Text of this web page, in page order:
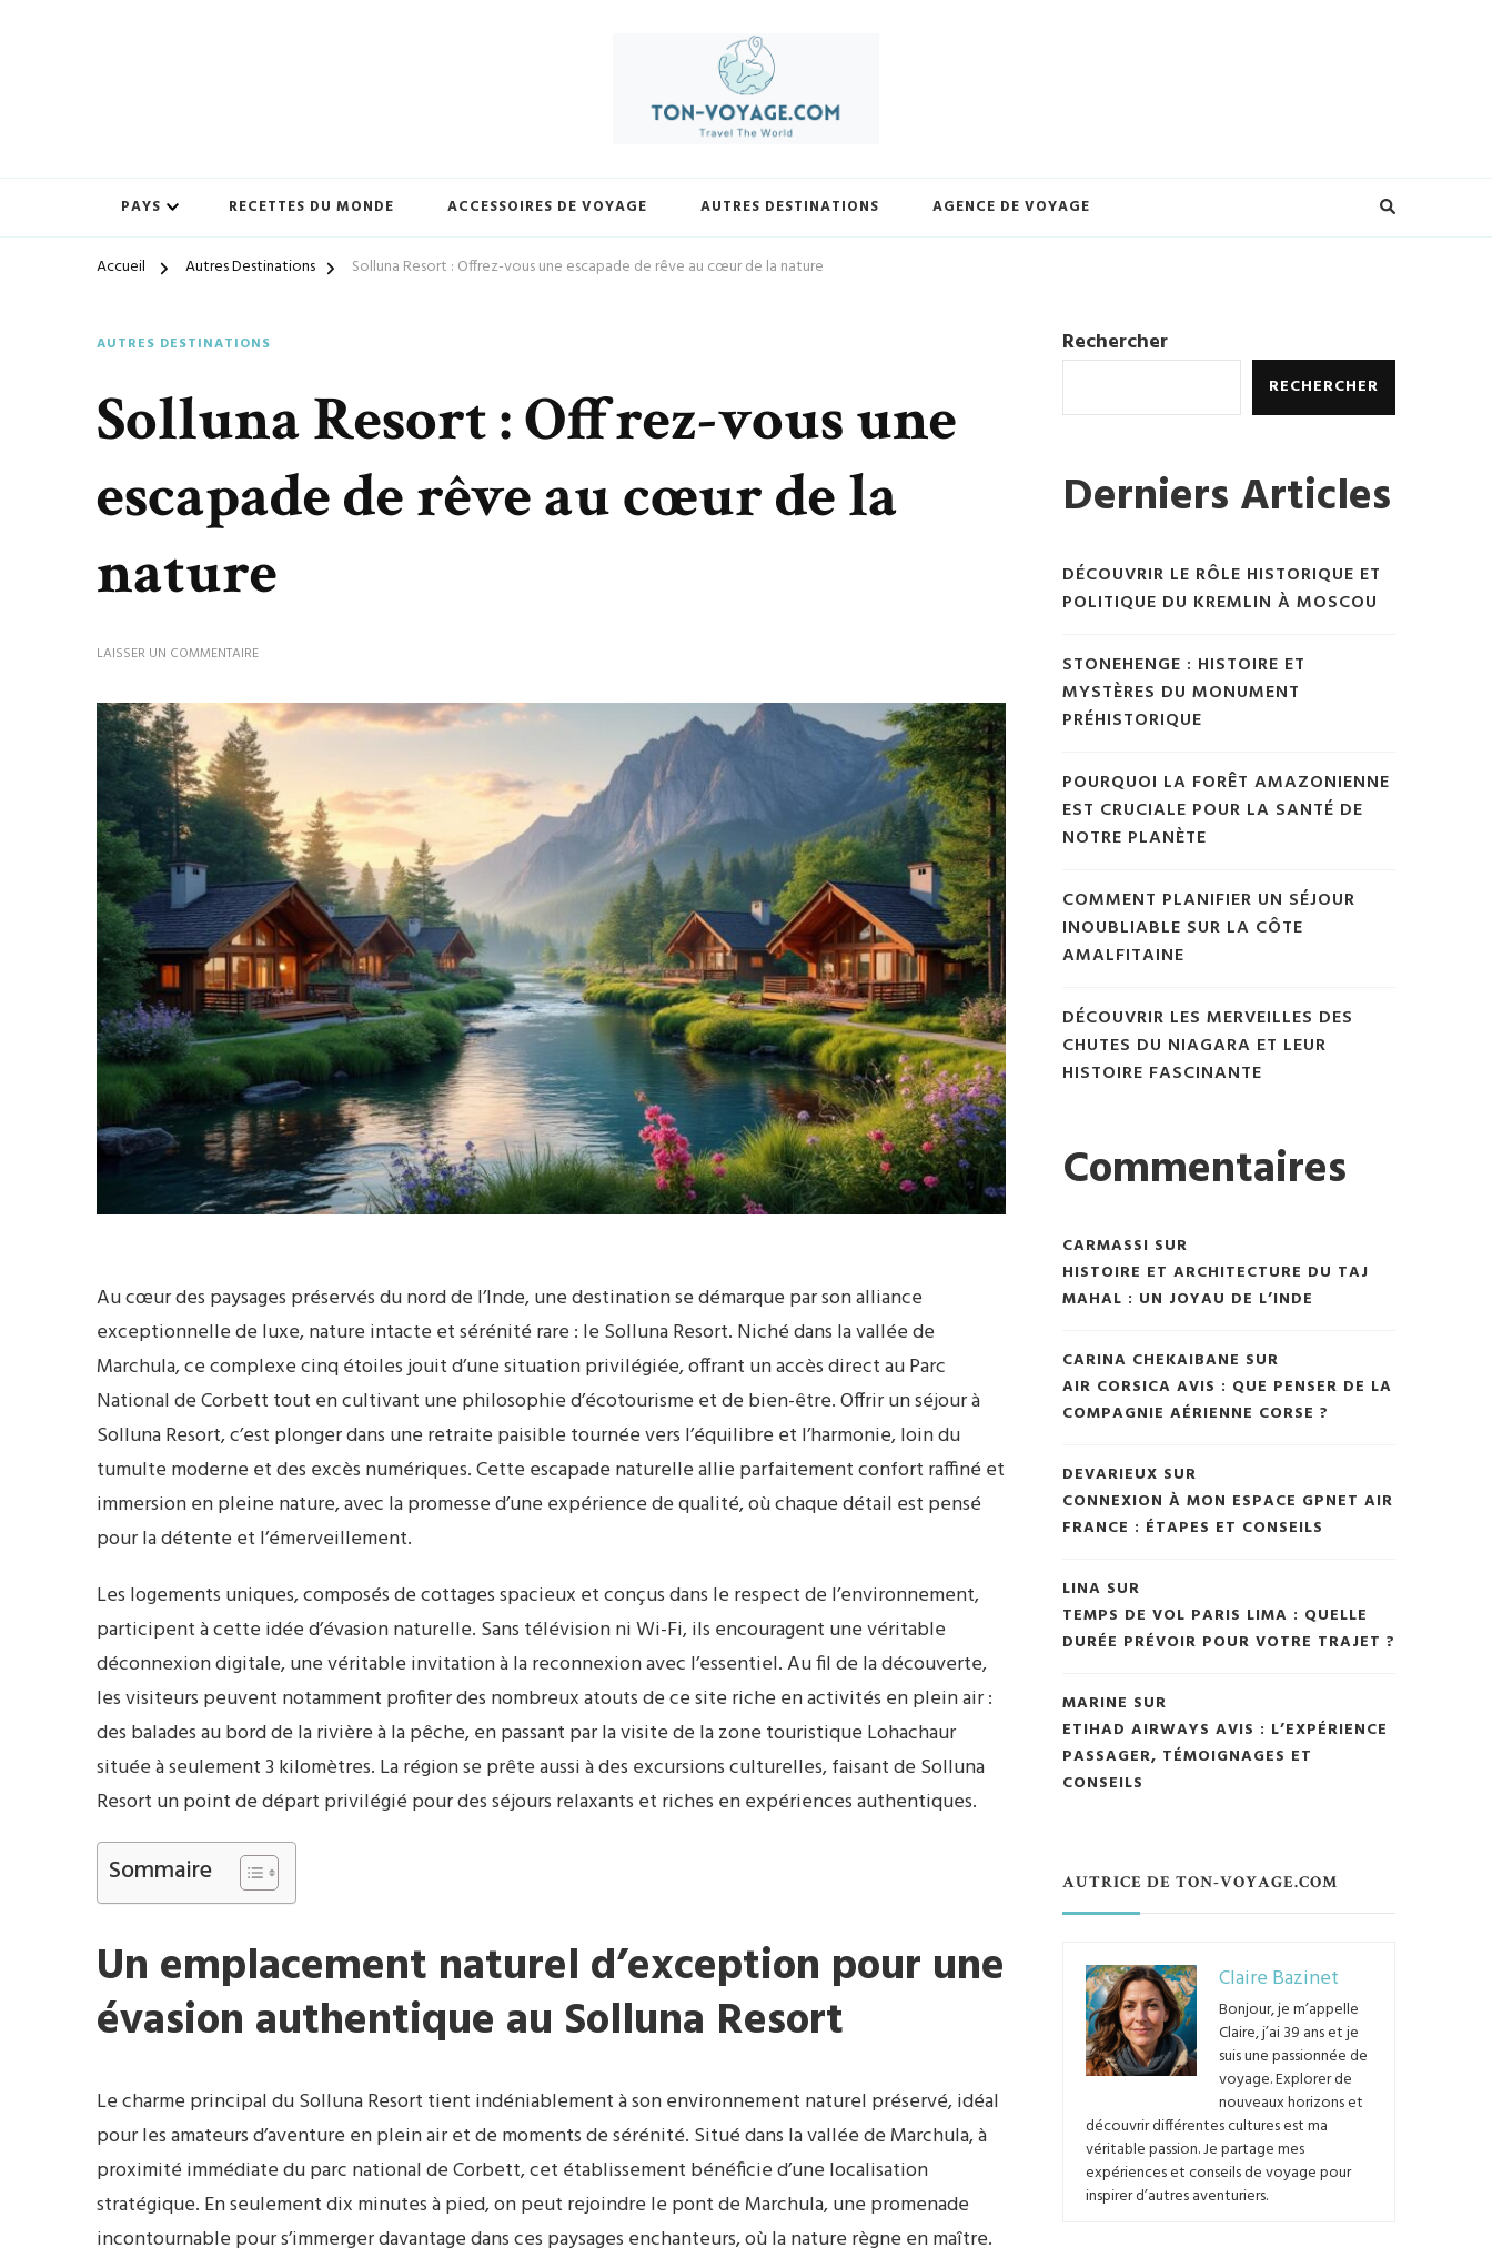
PAYS RECETTES DU MONDE ACCESSOIRES DE VOYAGE AUTRES DESTINATIONS AGENCE DE VOYAGE
Accueil Autres Destinations Solluna Resort : Offrez-vous une escapade de rêve au cœur de la nature
AUTRES DESTINATIONS
Solluna Resort : Offrez-vous une
escapade de rêve au cœur de la
nature
LAISSER UN COMMENTAIRESUR
:
OFFREZ-
VOUS
UNE
ESCAPADE
DE
RÊVE
AU
CŒUR
DE
LA
NATURE
Au cœur des paysages préservés du nord de l’Inde, une destination se démarque par son alliance
exceptionnelle de luxe, nature intacte et sérénité rare : le Solluna Resort. Niché dans la vallée de
Marchula, ce complexe cinq étoiles jouit d’une situation privilégiée, offrant un accès direct au Parc
National de Corbett tout en cultivant une philosophie d’écotourisme et de bien-être. Offrir un séjour à
Solluna Resort, c’est plonger dans une retraite paisible tournée vers l’équilibre et l’harmonie, loin du
tumulte moderne et des excès numériques. Cette escapade naturelle allie parfaitement confort raffiné et
immersion en pleine nature, avec la promesse d’une expérience de qualité, où chaque détail est pensé
pour la détente et l’émerveillement.
Les logements uniques, composés de cottages spacieux et conçus dans le respect de l’environnement,
participent à cette idée d’évasion naturelle. Sans télévision ni Wi-Fi, ils encouragent une véritable
déconnexion digitale, une véritable invitation à la reconnexion avec l’essentiel. Au fil de la découverte,
les visiteurs peuvent notamment profiter des nombreux atouts de ce site riche en activités en plein air :
des balades au bord de la rivière à la pêche, en passant par la visite de la zone touristique Lohachaur
située à seulement 3 kilomètres. La région se prête aussi à des excursions culturelles, faisant de Solluna
Resort un point de départ privilégié pour des séjours relaxants et riches en expériences authentiques.
Sommaire
Un emplacement naturel d’exception pour une
évasion authentique au Solluna Resort
Le charme principal du Solluna Resort tient indéniablement à son environnement naturel préservé, idéal
pour les amateurs d’aventure en plein air et de moments de sérénité. Situé dans la vallée de Marchula, à
proximité immédiate du parc national de Corbett, cet établissement bénéficie d’une localisation
stratégique. En seulement dix minutes à pied, on peut rejoindre le pont de Marchula, une promenade
incontournable pour s’immerger davantage dans ces paysages enchanteurs, où la nature règne en maître.
Rechercher
RECHERCHER
Derniers Articles
DÉCOUVRIR LE RÔLE HISTORIQUE ET
POLITIQUE DU KREMLIN À MOSCOU
STONEHENGE : HISTOIRE ET
MYSTÈRES DU MONUMENT
PRÉHISTORIQUE
POURQUOI LA FORÊT AMAZONIENNE
EST CRUCIALE POUR LA SANTÉ DE
NOTRE PLANÈTE
COMMENT PLANIFIER UN SÉJOUR
INOUBLIABLE SUR LA CÔTE
AMALFITAINE
DÉCOUVRIR LES MERVEILLES DES
CHUTES DU NIAGARA ET LEUR
HISTOIRE FASCINANTE
Commentaires
CARMASSI SUR
HISTOIRE ET ARCHITECTURE DU TAJ
MAHAL : UN JOYAU DE L’INDE
CARINA CHEKAIBANE SUR
AIR CORSICA AVIS : QUE PENSER DE LA
COMPAGNIE AÉRIENNE CORSE ?
DEVARIEUX SUR
CONNEXION À MON ESPACE GPNET AIR
FRANCE : ÉTAPES ET CONSEILS
LINA SUR
TEMPS DE VOL PARIS LIMA : QUELLE
DURÉE PRÉVOIR POUR VOTRE TRAJET ?
MARINE SUR
ETIHAD AIRWAYS AVIS : L’EXPÉRIENCE
PASSAGER, TÉMOIGNAGES ET
CONSEILS
AUTRICE DE TON-VOYAGE.COM
Claire Bazinet
Bonjour, je m’appelle
Claire, j’ai 39 ans et je
suis une passionnée de
voyage. Explorer de
nouveaux horizons et
découvrir différentes cultures est ma
véritable passion. Je partage mes
expériences et conseils de voyage pour
inspirer d’autres aventuriers.